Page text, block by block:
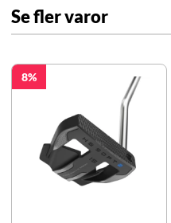
Se fler varor
8